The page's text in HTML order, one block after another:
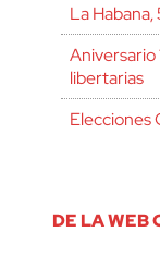
La
Aniversario
libertarias
Elecciones
DE LA WEB